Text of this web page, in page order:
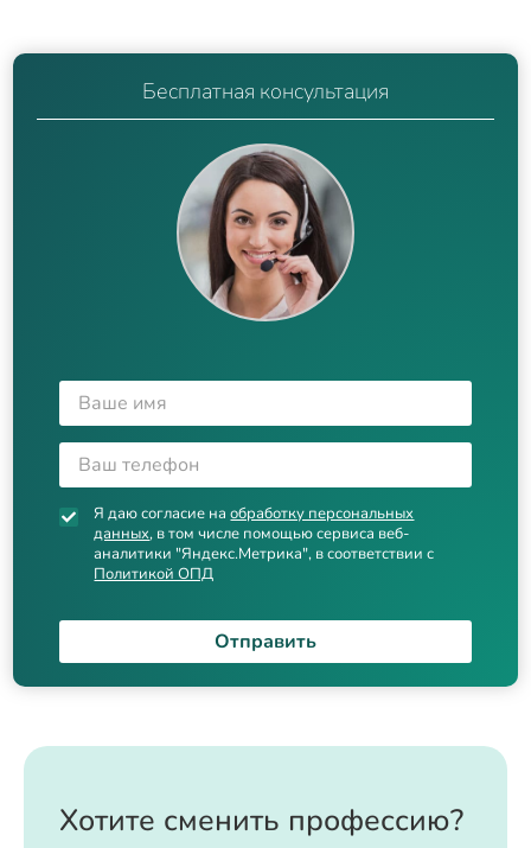
Бесплатная консультация
Я даю согласие наобработку персональных
данных, в том числе помощью сервиса веб-
аналитики "Яндекс.Метрика", в соответствии с
Политикой ОПД
Отправить
Хотите сменить профессию?